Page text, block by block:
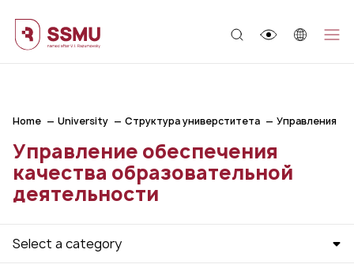
Home University Структура универститета Управления
Управление обеспечения
качества образовательной
деятельности
Select a category